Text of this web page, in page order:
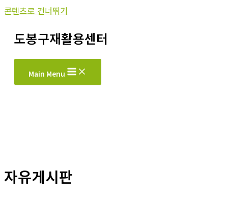
콘텐츠로 건너뛰기
도봉구재활용센터
Main Menu
자유게시판